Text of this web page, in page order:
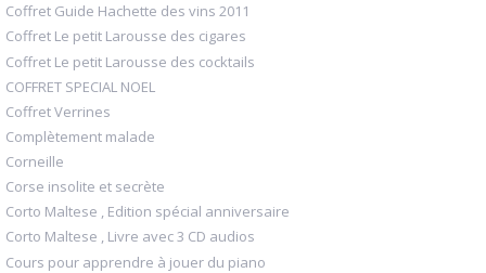
Coffret Guide Hachette des vins 2011
Coffret Le petit Larousse des cigares
Coffret Le petit Larousse des cocktails
COFFRET SPECIAL NOEL
Coffret Verrines
Complètement malade
Corneille
Corse insolite et secrète
Corto Maltese , Edition spécial anniversaire
Corto Maltese , Livre avec 3 CD audios
Cours pour apprendre à jouer du piano